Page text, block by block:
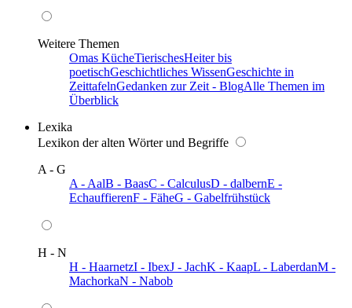
Weitere Themen
Omas KücheTierischesHeiter bis
poetischGeschichtliches WissenGeschichte in
ZeittafelnGedanken zur Zeit - BlogAlle Themen im
Überblick
Lexika
Lexikon der alten Wörter und Begriffe
A - G
A - AalB - BaasC - CalculusD - dalbernE -
EchauffierenF - FäheG - Gabelfrühstück
H - N
H - HaarnetzI - IbexJ - JachK - KaapL - LaberdanM -
MachorkaN - Nabob